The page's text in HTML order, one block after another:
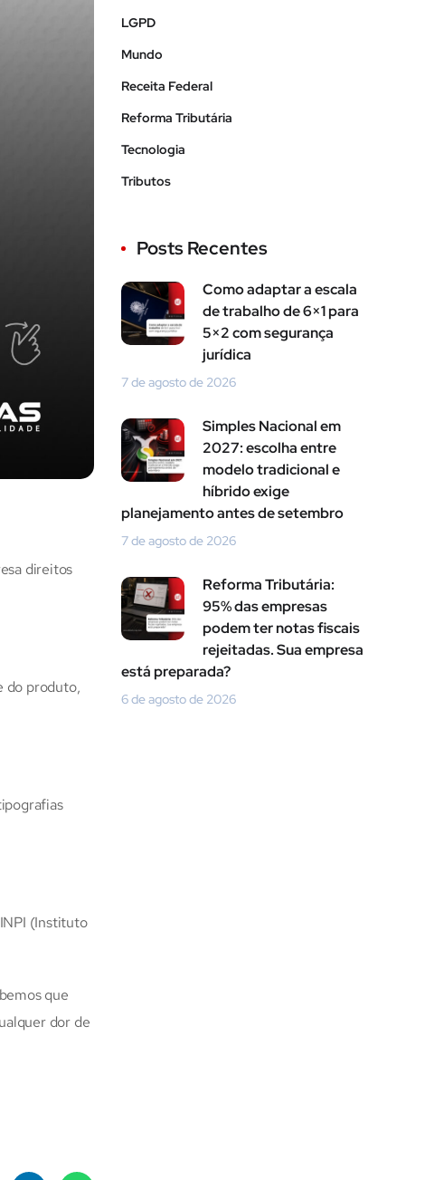
direitos
do produto,
(Instituto
que
dor de
LGPD
Mundo
Receita Federal
Reforma Tributária
Tecnologia
Tributos
Posts Recentes
Como adaptar a escala
de trabalho de 6×1 para
5×2 com segurança
jurídica
7 de agosto de 2026
Simples Nacional em
2027: escolha entre
modelo tradicional e
híbrido exige
planejamento antes de setembro
7 de agosto de 2026
Reforma Tributária:
95% das empresas
podem ter notas fiscais
rejeitadas. Sua empresa
está preparada?
6 de agosto de 2026